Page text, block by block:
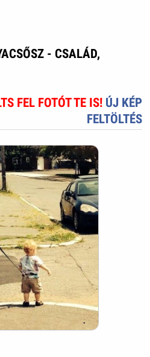
- CSALÁD,
FEL FOTÓT TE IS! ÚJ KÉP
FELTÖLTÉS